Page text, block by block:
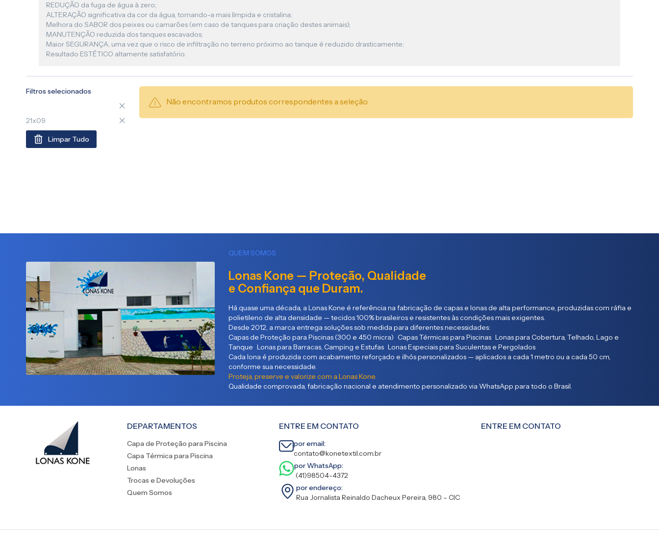
REDUÇÃO da fuga de água à zero;
ALTERAÇÃO significativa da cor da água, tornando-a mais límpida e cristalina;
Melhora do SABOR dos peixes ou camarões (em caso de tanques para criação destes animais);
MANUTENÇÃO reduzida dos tanques escavados;
Maior SEGURANÇA, uma vez que o risco de infiltração no terreno próximo ao tanque é reduzido drasticamente;
Resultado ESTÉTICO altamente satisfatório.
Não encontramos produtos correspondentes a seleção.
Filtros selecionados
21x09
Limpar Tudo
QUEM SOMOS
Lonas Kone — Proteção, Qualidade
e Confiança que Duram.
Há quase uma década, a Lonas Kone é referência na fabricação de capas e lonas de alta performance, produzidas com ráfia e
polietileno de alta densidade — tecidos 100% brasileiros e resistentes às condições mais exigentes.
Desde 2012, a marca entrega soluções sob medida para diferentes necessidades:
Capas de Proteção para Piscinas (300 e 450 micra) Capas Térmicas para Piscinas Lonas para Cobertura, Telhado, Lago e
Tanque Lonas para Barracas, Camping e Estufas Lonas Especiais para Suculentas e Pergolados
Cada lona é produzida com acabamento reforçado e ilhós personalizados — aplicados a cada 1 metro ou a cada 50 cm,
conforme sua necessidade.
Proteja, preserve e valorize com a Lonas Kone.
Qualidade comprovada, fabricação nacional e atendimento personalizado via WhatsApp para todo o Brasil.
DEPARTAMENTOS
Capa de Proteção para Piscina
Capa Térmica para Piscina
Lonas
Trocas e Devoluções
Quem Somos
ENTRE EM CONTATO
por email:
contato@konetextil.com.br
por WhatsApp:
(41)98504-4372
por endereço:
Rua Jornalista Reinaldo Dacheux Pereira, 980 – CIC
ENTRE EM CONTATO